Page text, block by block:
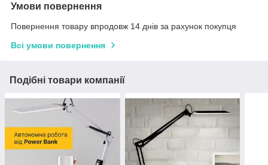
Умови повернення
Повернення товару впродовж 14 днів за рахунок покупця
Всі умови повернення
Подібні товари компанії